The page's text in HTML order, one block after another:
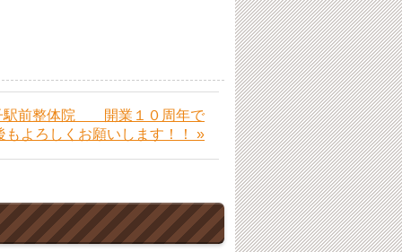
駅前整体院 開業１０周年で
よろしくお願いします！！ »